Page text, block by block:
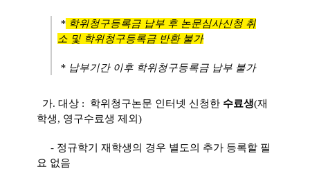
* 학위청구등록금 납부 후 논문심사신청 취
소 및 학위청구등록금 반환 불가
* 납부기간 이후 학위청구등록금 납부 불가
가. 대상 : 학위청구논문 인터넷 신청한 수료생(재
학생, 영구수료생 제외)
- 정규학기 재학생의 경우 별도의 추가 등록할 필
요 없음